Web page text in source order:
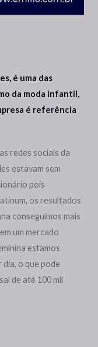
é uma das
da moda infantil,
é referência
redes sociais da
estavam sem
pois
os resultados
conseguimos mais
um mercado
estamos
dia, o que pode
de até 100 mil